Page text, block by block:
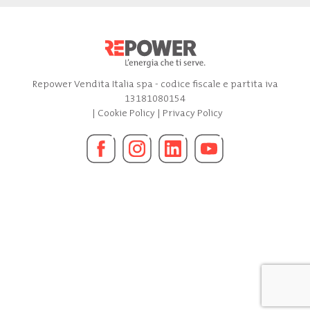
Repower Vendita Italia spa - codice fiscale e partita iva
13181080154
| Cookie Policy| Privacy Policy